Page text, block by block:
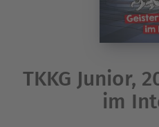
TKKG Junior,
im